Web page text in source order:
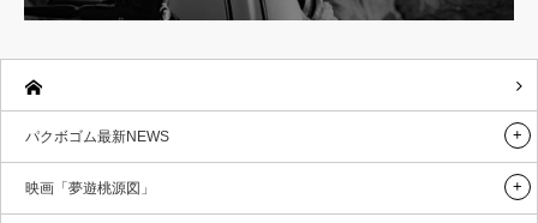
パクボゴム最新NEWS
映画「夢遊桃源図」